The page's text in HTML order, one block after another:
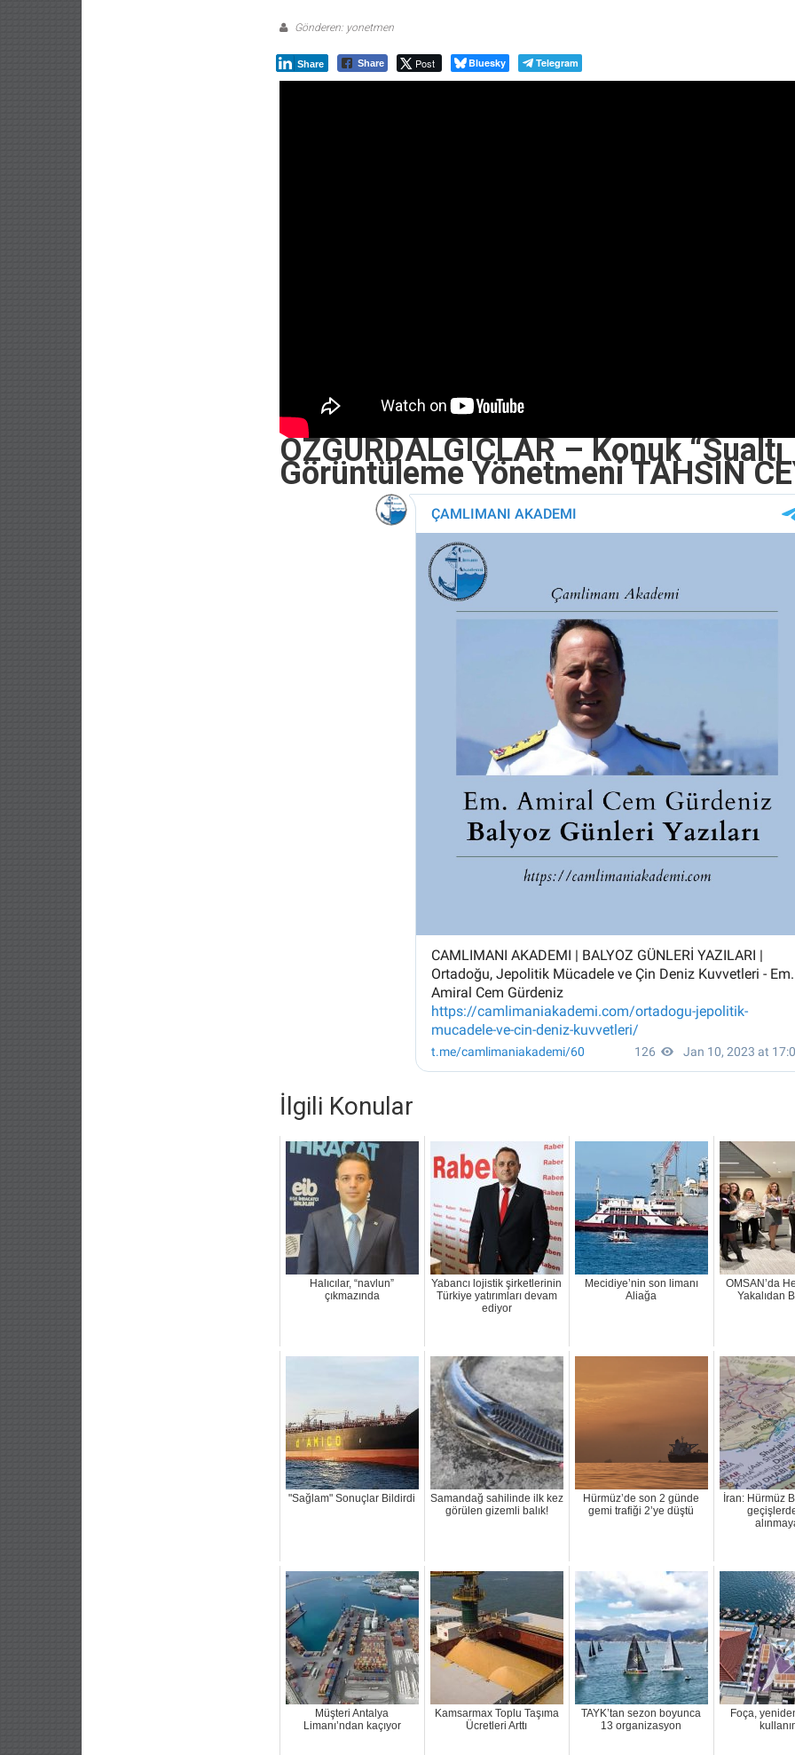
Gönderen: yonetmen
Share Share Post Bluesky Telegram
OZGURDALGICLAR – Konuk “Sualtı
Görüntüleme Yönetmeni TAHSIN
İlgili Konular
Halıcılar, “navlun”
çıkmazında
Yabancı lojistik şirketlerinin
Türkiye yatırımları devam
ediyor
Mecidiye’nin son limanı
Aliağa
OMSAN’da
Yakalıdan
"Sağlam" Sonuçlar Bildirdi
Samandağ sahilinde ilk kez
görülen gizemli balık!
Hürmüz’de son 2 günde
gemi trafiği 2’ye düştü
İran: Hürmüz
Müşteri Antalya
Limanı’ndan kaçıyor
Kamsarmax Toplu Taşıma
Ücretleri Arttı
TAYK’tan sezon boyunca
13 organizasyon
Foça,